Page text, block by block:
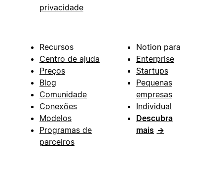
privacidade
Recursos
Centro de ajuda
Preços
Blog
Comunidade
Conexões
Modelos
Programas de
parceiros
Notion para
Enterprise
Startups
Pequenas
empresas
Individual
Descubra
mais →